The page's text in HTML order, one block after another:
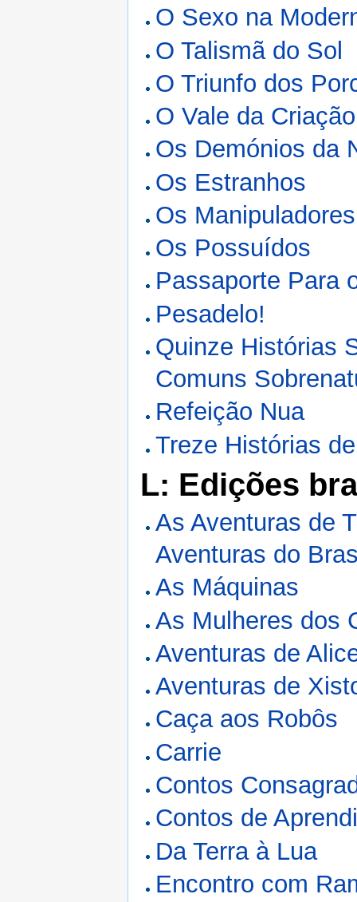
O Sexo na
O Talismã do Sol
O Triunfo dos
O Vale da Criação
Os Demónios da
Os Estranhos
Os Manipuladores
Os Possuídos
Passaporte Para
Pesadelo!
Quinze Histórias
Comuns
Refeição Nua
Treze Histórias
L: Edições
As Aventuras de
Aventuras do
As Máquinas
As Mulheres dos
Aventuras de
Aventuras de
Caça aos Robôs
Carrie
Contos
Contos de
Da Terra à Lua
Encontro com